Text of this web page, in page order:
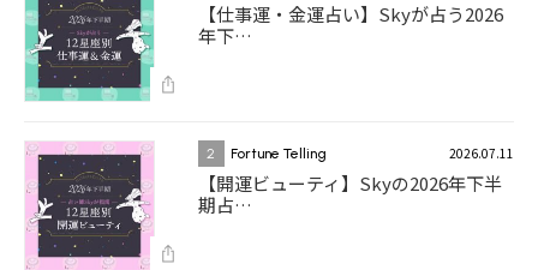
【仕事運・金運占い】Skyが占う2026
年下…
2 Fortune Telling 2026.07.11
【開運ビューティ】Skyの2026年下半
期占…